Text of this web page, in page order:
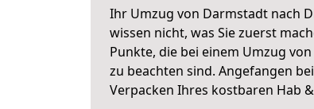
Ihr Umzug von Darmstadt nach
wissen nicht, was Sie zuerst
Punkte, die bei einem Umzug
zu beachten sind. Angefangen
Verpacken Ihres kostbaren Hab